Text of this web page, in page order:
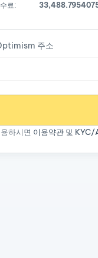
료:
주소
하시면 이용약관및 KYC/